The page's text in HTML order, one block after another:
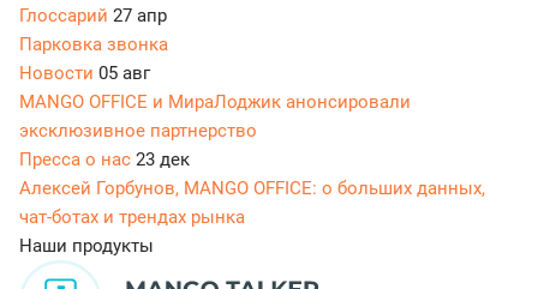
Глоссарий 27 апр
Парковка звонка
Новости 05 авг
MANGO OFFICE и МираЛоджик анонсировали
эксклюзивное партнерство
Пресса о нас 23 дек
Алексей Горбунов, MANGO OFFICE: о больших данных,
чат-ботах и трендах рынка
Наши продукты